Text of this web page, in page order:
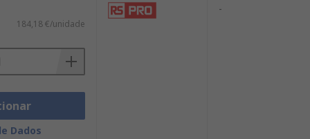
184,18 €/unidade
Dados
-